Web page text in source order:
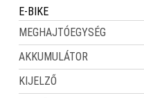
E-BIKE
MEGHAJTÓEGYSÉG
AKKUMULÁTOR
KIJELZŐ